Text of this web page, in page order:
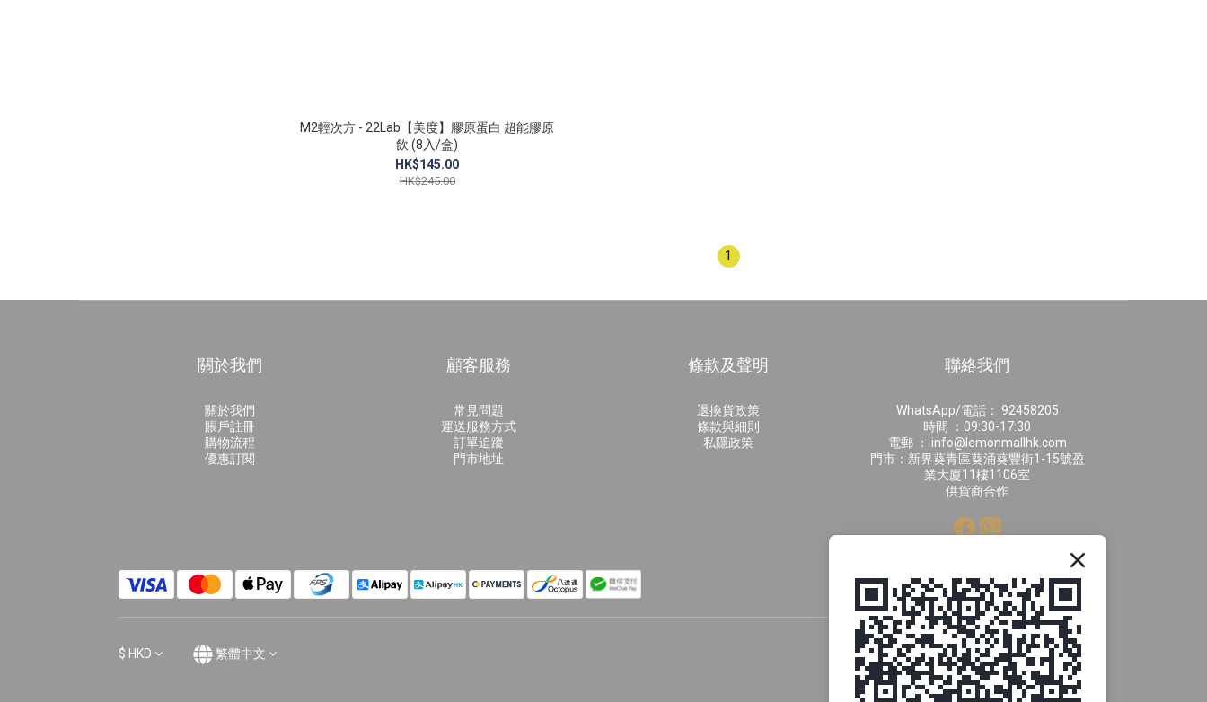
M2輕次方 - 22Lab【美度】膠原蛋白 超能膠原
飲 (8入/盒)
HK$145.00
HK$245.00
1
關於我們
關於我們
賬戶註冊
購物流程
優惠訂閱
顧客服務
常見問題
運送服務方式
訂單追蹤
門市地址
條款及聲明
退換貨政策
條款與細則
私隱政策
聯絡我們
WhatsApp/電話： 92458205
時間 ：09:30-17:30
電郵 ： info@lemonmallhk.com
門市：新界葵青區葵涌葵豐街1-15號盈
業大廈11樓1106室
供貨商合作
$ HKD 繁體中文